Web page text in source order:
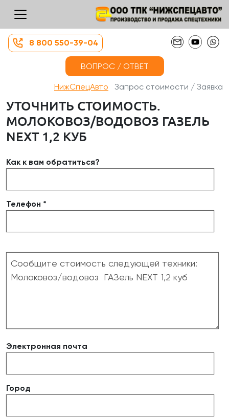
8 800 550-39-04
ВОПРОС / ОТВЕТ
НижСпецАвто Запрос стоимости / Заявка
УТОЧНИТЬ СТОИМОСТЬ.
МОЛОКОВОЗ/ВОДОВОЗ ГАЗЕЛЬ
NEXT 1,2 КУБ
Как к вам обратиться?
Телефон *
Электронная почта
Город